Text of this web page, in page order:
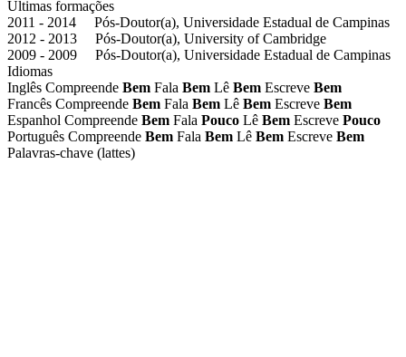
Ultimas formações
2011 - 2014 Pós-Doutor(a), Universidade Estadual de Campinas
2012 - 2013 Pós-Doutor(a), University of Cambridge
2009 - 2009 Pós-Doutor(a), Universidade Estadual de Campinas
Idiomas
Inglês Compreende Bem Fala Bem Lê Bem Escreve Bem
Francês Compreende Bem Fala Bem Lê Bem Escreve Bem
Espanhol Compreende Bem Fala Pouco Lê Bem Escreve Pouco
Português Compreende Bem Fala Bem Lê Bem Escreve Bem
Palavras-chave (lattes)